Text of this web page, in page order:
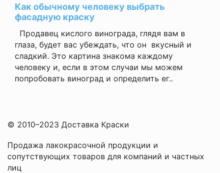
Как обычному человеку выбрать
фасадную краску
Продавец кислого винограда, глядя вам в
глаза, будет вас убеждать, что он вкусный и
сладкий. Это картина знакома каждому
человеку и, если в этом случаи мы можем
попробовать виноград и определить ег..
© 2010–2023 Доставка Краски
Продажа лакокрасочной продукции и
сопутствующих товаров для компаний и частных
лиц